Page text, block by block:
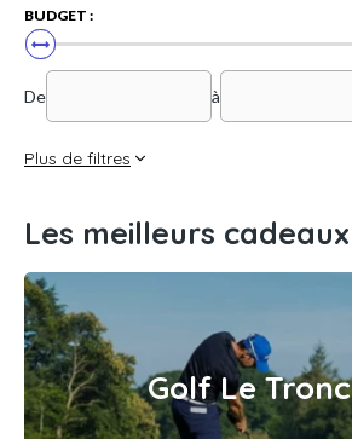
BUDGET :
De à
Plus de filtres
Les meilleurs
Golf Le